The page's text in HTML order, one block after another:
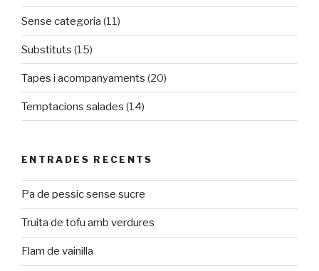
Sense categoria (11)
Substituts (15)
Tapes i acompanyaments (20)
Temptacions salades (14)
ENTRADES RECENTS
Pa de pessic sense sucre
Truita de tofu amb verdures
Flam de vainilla